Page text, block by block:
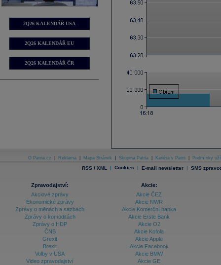
2Q26 KALENDÁŘ USA
2Q26 KALENDÁŘ EU
2Q26 KALENDÁŘ ČR
O Patria.cz Reklama Mapa Stránek Skupina Patria Kariéra v Patrii Podmínky
RSS / XML | Cookies | E-mail newsletter | SMS
Zpravodajství:
Akciové zprávy
Ekonomické zprávy
Zprávy o měnách a sazbách
Zprávy o komoditách
Zprávy o HDP
ČNB
Grexit
Brexit
Volby v USA
Video zpravodajství
Akcie:
Akcie ČEZ
Akcie NWR
Akcie Komerční banka
Akcie Erste Bank
Akcie O2
Akcie Kofola
Akcie Apple
Akcie Facebook
Akcie BMW
Akcie GE